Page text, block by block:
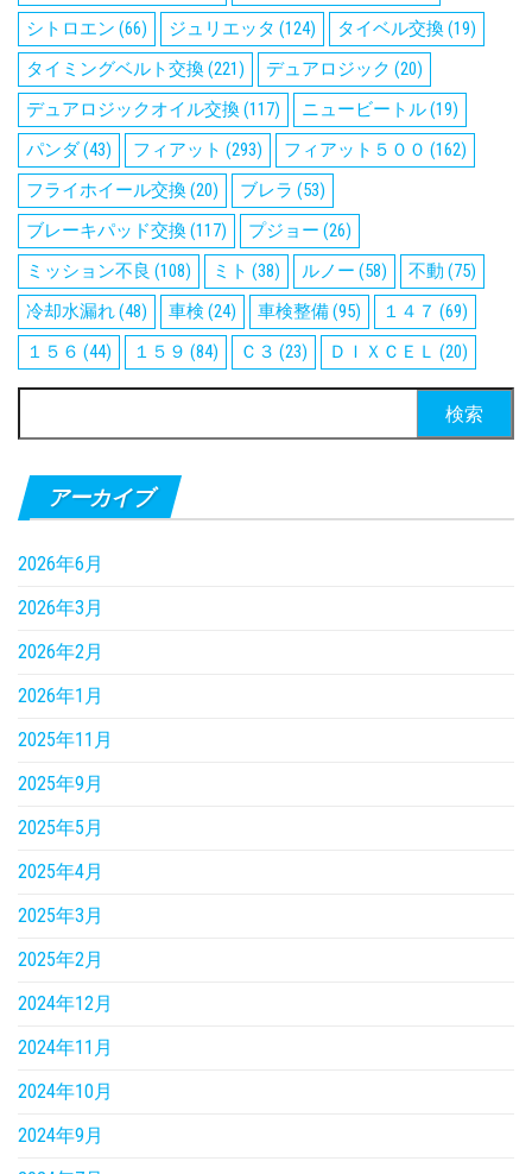
シトロエン (66) ジュリエッタ (124) タイベル交換(19)
タイミングベルト交換(221) デュアロジック (20)
デュアロジックオイル交換(117) ニュービートル(19)
パンダ(43) フィアット (293) フィアット５００ (162)
フライホイール交換(20) ブレラ (53)
ブレーキパッド交換(117) プジョー (26)
ミッション不良 (108) ミト (38) ルノー (58) 不動 (75)
冷却水漏れ(48) 車検 (24) 車検整備(95) １４７ (69)
１５６ (44) １５９ (84) Ｃ３ (23) ＤＩＸＣＥＬ (20)
索:
アーカイブ
2026年6月
2026年3月
2026年2月
2026年1月
2025年11月
2025年9月
2025年5月
2025年4月
2025年3月
2025年2月
2024年12月
2024年11月
2024年10月
2024年9月